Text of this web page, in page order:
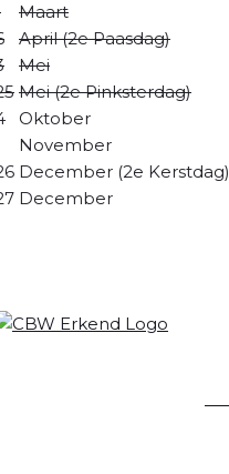
Maart
April (2e Paasdag)
Mei
Mei (2e Pinksterdag)
Oktober
November
December (2e Kerstdag)
December